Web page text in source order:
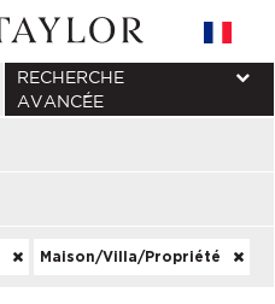
RECHERCHE
AVANCÉE
Maison/Villa/Propriété